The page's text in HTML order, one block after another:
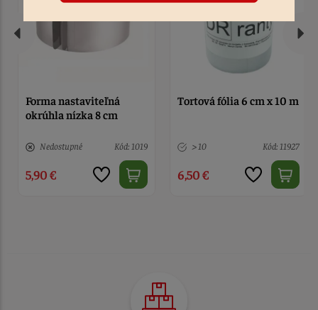
Forma nastaviteľná
okrúhla nízka 8 cm
Nedostupné Kód: 1019
5,90 €
Tortová fólia 6 cm x 10 m
> 10 Kód: 11927
6,50 €